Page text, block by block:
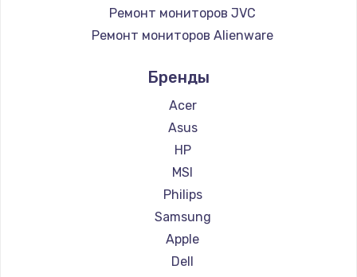
Ремонт мониторов JVC
Ремонт мониторов Alienware
Ремонт мониторов Thunderobot
Ремонт мониторов Hisense
Ремонт мониторов АОС
Ремонт мониторов Ardor
Ремонт мониторов Machenike
Ремонт мониторов iru
Ремонт мониторов Titan Army
Ремонт мониторов iFFALCON
Ремонт мониторов Dahua
Бренды
Acer
Asus
HP
MSI
Philips
Samsung
Apple
Dell